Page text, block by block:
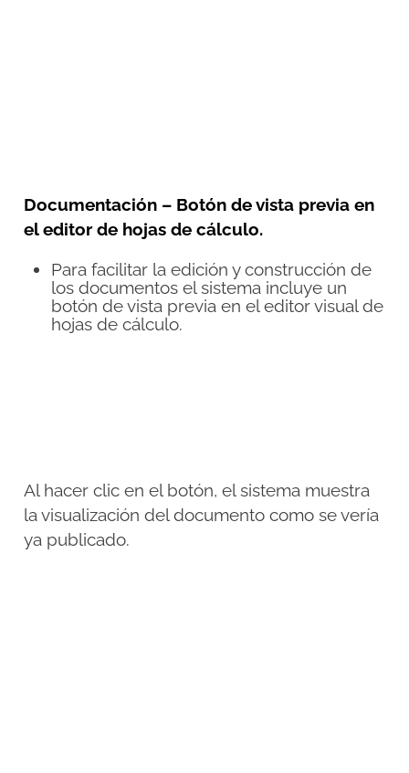
Documentación – Botón de vista previa en
el editor de hojas de cálculo.
Para facilitar la edición y construcción de
los documentos el sistema incluye un
botón de vista previa en el editor visual de
hojas de cálculo.
Al hacer clic en el botón, el sistema muestra
la visualización del documento como se vería
ya publicado.